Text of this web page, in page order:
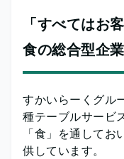
「すべてはお
食の総合型企
すかいらーくグル
種テーブルサービ
「食」を通して
供しています。